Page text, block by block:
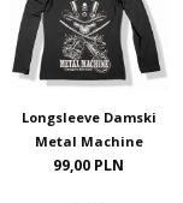
Longsleeve Damski
Metal Machine
99,00 PLN